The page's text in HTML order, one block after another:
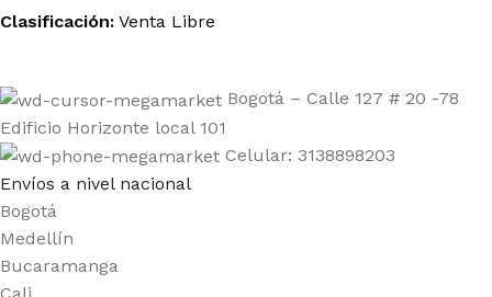
Clasificación: Venta Libre
Bogotá – Calle 127 # 20 -78
Edificio Horizonte local 101
Celular: 3138898203
Envíos a nivel nacional
Bogotá
Medellín
Bucaramanga